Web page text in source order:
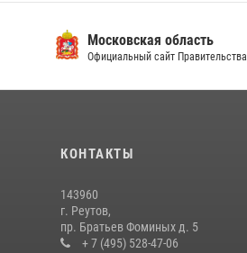
Московская область
Официальный сайт Правительства
КОНТАКТЫ
143960
г. Реутов,
пр. Братьев Фоминых д. 5
+ 7 (495) 528-47-06